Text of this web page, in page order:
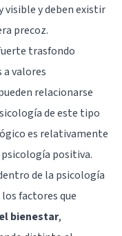
visible y deben existir
precoz.
trasfondo
a valores
relacionarse
de este tipo
es relativamente
positiva.
de la psicología
factores que
bienestar,